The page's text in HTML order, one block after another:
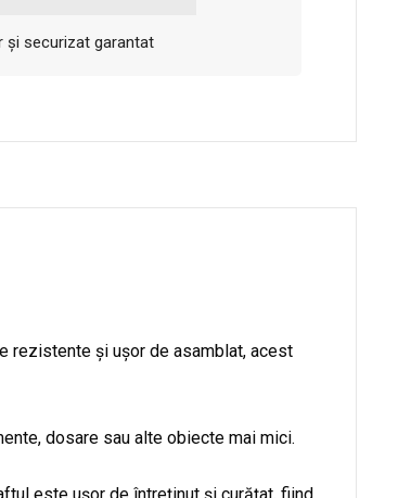
și securizat garantat
rezistente și ușor de asamblat, acest
dosare sau alte obiecte mai mici.